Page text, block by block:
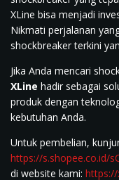
XLine bisa menjadi
Nikmati perjalanan
shockbreaker terkini
Jika Anda mencari
XLine hadir sebagai
produk dengan
kebutuhan Anda.
Untuk pembelian,
https://s.shopee.co.id/
di website kami: